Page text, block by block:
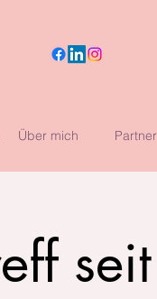
Über mich Partner
seit